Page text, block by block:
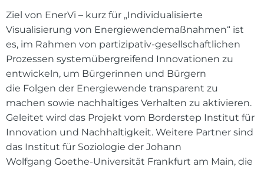
Ziel von EnerVi – kurz für „Individualisierte
Visualisierung von Energiewendemaßnahmen“ ist
es, im Rahmen von partizipativ-gesellschaftlichen
Prozessen systemübergreifend Innovationen zu
entwickeln, um Bürgerinnen und Bürgern
die Folgen der Energiewende transparent zu
machen sowie nachhaltiges Verhalten zu aktivieren.
Geleitet wird das Projekt vom Borderstep Institut für
Innovation und Nachhaltigkeit. Weitere Partner sind
das Institut für Soziologie der Johann
Wolfgang Goethe-Universität Frankfurt am Main, die